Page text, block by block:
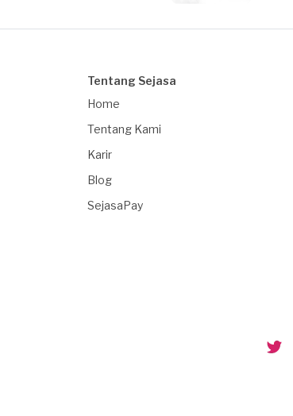
Tentang Sejasa
Home
Tentang Kami
Karir
Blog
SejasaPay